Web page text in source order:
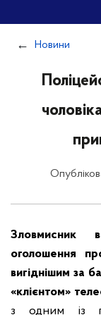
Новини
Зловмисник
оголошення
вигіднішим за
«клієнтом»
з одним із